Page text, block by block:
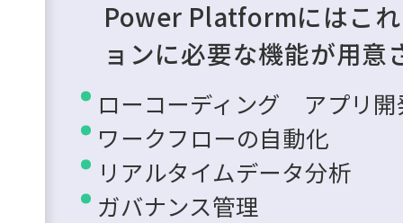
Power Platformにはこ
ョンに必要な機能が用意
ローコーディング アプリ開
ワークフローの自動化
リアルタイムデータ分析
ガバナンス管理